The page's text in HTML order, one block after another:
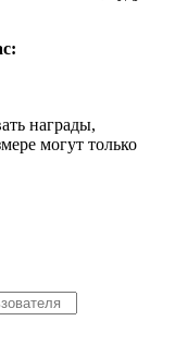
награды,
могут только